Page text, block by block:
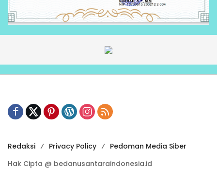
Redaksi Privacy Policy
Pedoman Media Siber
Hak Cipta @ bedanusantaraindonesia.id